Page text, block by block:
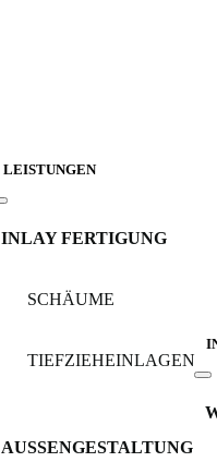
LEISTUNGEN
INLAY FERTIGUNG
SCHÄUME
TIEFZIEHEINLAGEN
AUSSENGESTALTUNG